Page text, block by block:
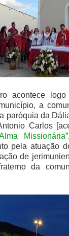
acontece
a
paróquia da
Carlos
Missionária
pela atuação
de
da